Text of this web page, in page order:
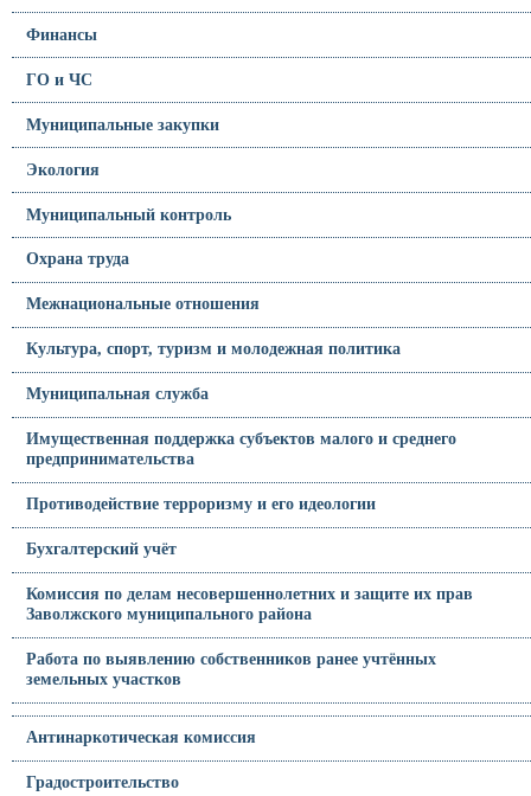
Финансы
ГО и ЧС
Муниципальные закупки
Экология
Муниципальный контроль
Охрана труда
Межнациональные отношения
Культура, спорт, туризм и молодежная политика
Муниципальная служба
Имущественная поддержка субъектов малого и среднего
предпринимательства
Противодействие терроризму и его идеологии
Бухгалтерский учёт
Комиссия по делам несовершеннолетних и защите их прав
Заволжского муниципального района
Работа по выявлению собственников ранее учтённых
земельных участков
Антинаркотическая комиссия
Градостроительство